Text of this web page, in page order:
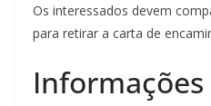
Os interessados devem
para retirar a carta de
Informações